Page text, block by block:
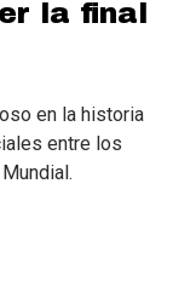
la final
en la historia
entre los